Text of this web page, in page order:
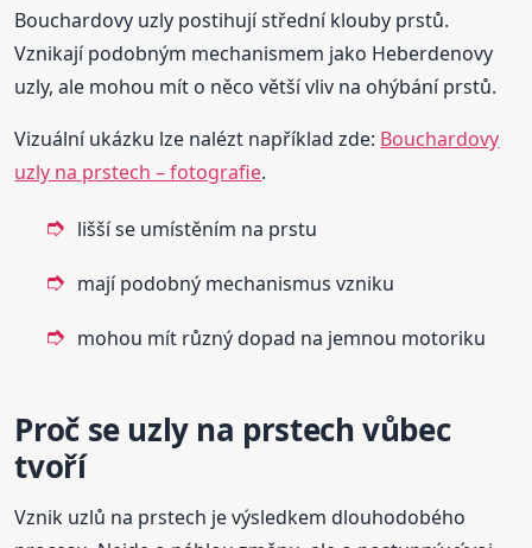
Bouchardovy uzly postihují střední klouby prstů.
Vznikají podobným mechanismem jako Heberdenovy
uzly, ale mohou mít o něco větší vliv na ohýbání prstů.
Vizuální ukázku lze nalézt například zde: Bouchardovy
uzly na prstech – fotografie.
lišší se umístěním na prstu
mají podobný mechanismus vzniku
mohou mít různý dopad na jemnou motoriku
Proč se uzly na prstech vůbec
tvoří
Vznik uzlů na prstech je výsledkem dlouhodobého